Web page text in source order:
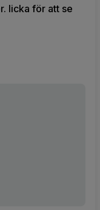
licka för att se